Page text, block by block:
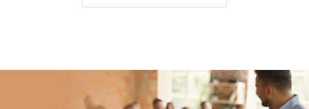
niskiej